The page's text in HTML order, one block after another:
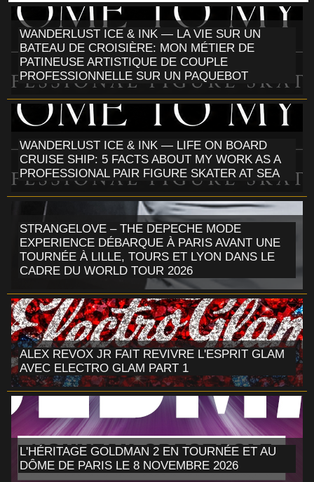
WANDERLUST ICE & INK — LA VIE SUR UN
BATEAU DE CROISIÈRE: MON MÉTIER DE
PATINEUSE ARTISTIQUE DE COUPLE
PROFESSIONNELLE SUR UN PAQUEBOT
WANDERLUST ICE & INK — LIFE ON BOARD
CRUISE SHIP: 5 FACTS ABOUT MY WORK AS A
PROFESSIONAL PAIR FIGURE SKATER AT SEA
STRANGELOVE – THE DEPECHE MODE
EXPERIENCE DÉBARQUE À PARIS AVANT UNE
TOURNÉE À LILLE, TOURS ET LYON DANS LE
CADRE DU WORLD TOUR 2026
ALEX REVOX JR FAIT REVIVRE L'ESPRIT GLAM
AVEC ELECTRO GLAM PART 1
L'HÉRITAGE GOLDMAN 2 EN TOURNÉE ET AU
DÔME DE PARIS LE 8 NOVEMBRE 2026